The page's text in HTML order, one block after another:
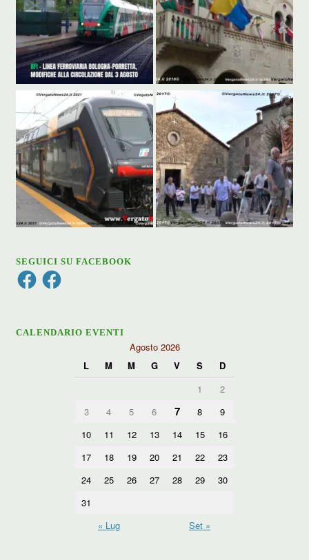
SEGUICI SU FACEBOOK
FacebookFacebook
CALENDARIO EVENTI
Agosto 2026
L
M M G V S
D
1
2
3
4 5 6 7 8
9
10
11 12 13 14 15
16
17
18 19 20 21 22
23
24
25 26 27 28 29
30
31
« Lug
Set »